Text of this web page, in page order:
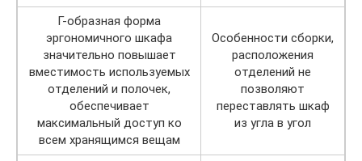
Г-образная форма
эргономичного шкафа
значительно повышает
вместимость используемых
отделений и полочек,
обеспечивает
максимальный доступ ко
всем хранящимся вещам
Особенности сборки,
расположения
отделений не
позволяют
переставлять шкаф
из угла в угол